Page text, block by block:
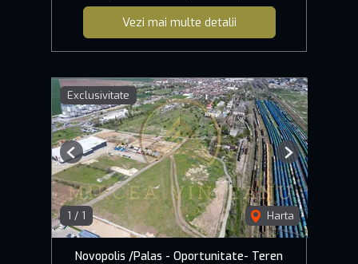
Vezi mai multe detalii
Exclusivitate
1 / 1 Harta
Previous Next
Novopolis /Palas - Oportunitate- Teren